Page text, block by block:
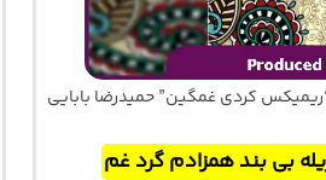
کردی غمگین” حمیدرضا بابایی
بی بند همزادم گرد غم